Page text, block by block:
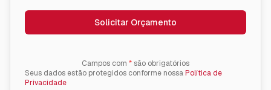
Solicitar Orçamento
Campos com * são obrigatórios
Seus dados estão protegidos conforme nossaPolítica de
Privacidade